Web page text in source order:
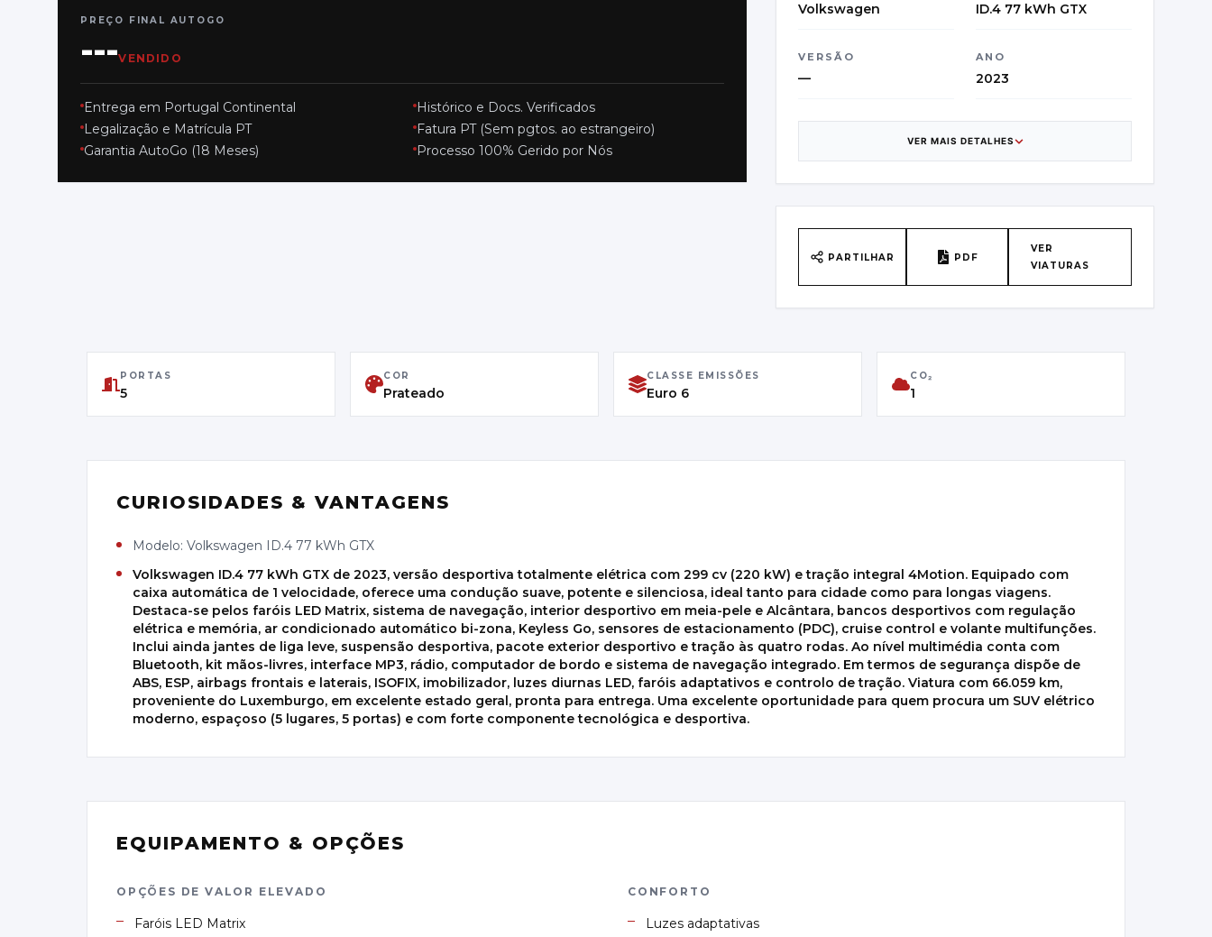
PREÇO FINAL AUTOGO
---VENDIDO
Entrega em Portugal Continental
Legalização e Matrícula PT
Garantia AutoGo (18 Meses)
Histórico e Docs. Verificados
Fatura PT (Sem pgtos. ao estrangeiro)
Processo 100% Gerido por Nós
Volkswagen ID.4 77 kWh GTX
VERSÃO
—
ANO
2023
1
PRIMEIRA MATRÍCULA
01/02/2023
CLASSE DE EMISSÕES
Euro 6
VER MAIS DETALHES
PARTILHAR PDF
VER
VIATURAS
PORTAS
5
COR
Prateado
CLASSE EMISSÕES
Euro 6
CO₂
1
CURIOSIDADES & VANTAGENS
Modelo: Volkswagen ID.4 77 kWh GTX
Volkswagen ID.4 77 kWh GTX de 2023, versão desportiva totalmente elétrica com 299 cv (220 kW) e tração integral 4Motion. Equipado com
caixa automática de 1 velocidade, oferece uma condução suave, potente e silenciosa, ideal tanto para cidade como para longas viagens.
Destaca-se pelos faróis LED Matrix, sistema de navegação, interior desportivo em meia-pele e Alcântara, bancos desportivos com regulação
elétrica e memória, ar condicionado automático bi-zona, Keyless Go, sensores de estacionamento (PDC), cruise control e volante multifunções.
Inclui ainda jantes de liga leve, suspensão desportiva, pacote exterior desportivo e tração às quatro rodas. Ao nível multimédia conta com
Bluetooth, kit mãos-livres, interface MP3, rádio, computador de bordo e sistema de navegação integrado. Em termos de segurança dispõe de
ABS, ESP, airbags frontais e laterais, ISOFIX, imobilizador, luzes diurnas LED, faróis adaptativos e controlo de tração. Viatura com 66.059 km,
proveniente do Luxemburgo, em excelente estado geral, pronta para entrega. Uma excelente oportunidade para quem procura um SUV elétrico
moderno, espaçoso (5 lugares, 5 portas) e com forte componente tecnológica e desportiva.
EQUIPAMENTO & OPÇÕES
OPÇÕES DE VALOR ELEVADO
Faróis LED Matrix
CONFORTO
Luzes adaptativas